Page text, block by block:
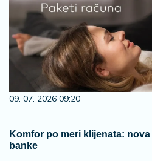
09. 07. 2026 09:20
Komfor po meri klijenata:
banke